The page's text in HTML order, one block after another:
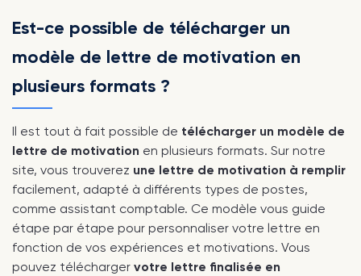
Est-ce possible de télécharger un
modèle de lettre de motivation en
plusieurs formats ?
Il est tout à fait possible de télécharger un modèle de
lettre de motivation en plusieurs formats. Sur notre
site, vous trouverez une lettre de motivation à remplir
facilement, adapté à différents types de postes,
comme assistant comptable. Ce modèle vous guide
étape par étape pour personnaliser votre lettre en
fonction de vos expériences et motivations. Vous
pouvez télécharger votre lettre finalisée en